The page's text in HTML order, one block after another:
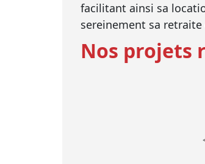
facilitant ainsi sa
sereinement sa
Nos projets